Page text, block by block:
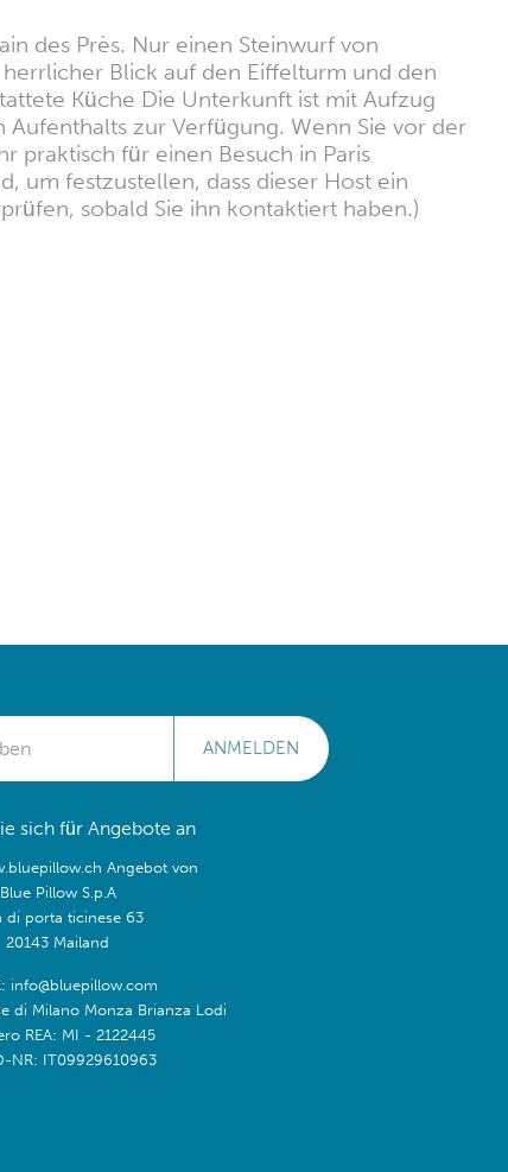
des Près. Nur einen Steinwurf von
Blick auf den Eiffelturm und den
Küche Die Unterkunft ist mit Aufzug
zur Verfügung. Wenn Sie vor der
praktisch für einen Besuch in Paris
um festzustellen, dass dieser Host ein
sobald Sie ihn kontaktiert haben.)
ANMELDEN
sich für Angebote an
Angebot von
Blue Pillow S.p.A
di porta ticinese 63
20143 Mailand
info@bluepillow.com
di Milano Monza Brianza Lodi
REA: MI - 2122445
NR: IT09929610963